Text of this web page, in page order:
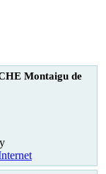
Montaigu de